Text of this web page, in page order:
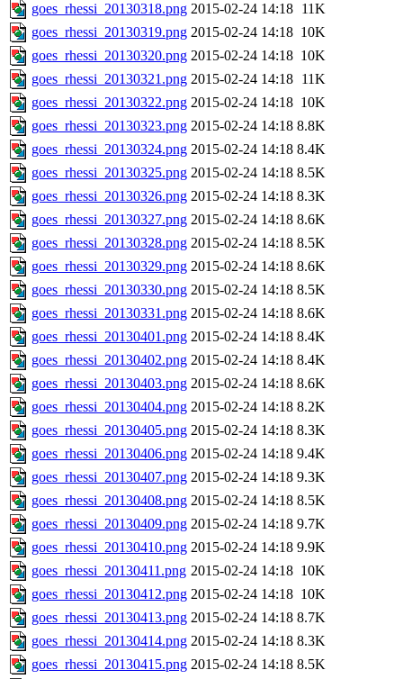
goes_rhessi_20130318.png 2015-02-24 14:18 11K
goes_rhessi_20130319.png 2015-02-24 14:18 10K
goes_rhessi_20130320.png 2015-02-24 14:18 10K
goes_rhessi_20130321.png 2015-02-24 14:18 11K
goes_rhessi_20130322.png 2015-02-24 14:18 10K
goes_rhessi_20130323.png 2015-02-24 14:18 8.8K
goes_rhessi_20130324.png 2015-02-24 14:18 8.4K
goes_rhessi_20130325.png 2015-02-24 14:18 8.5K
goes_rhessi_20130326.png 2015-02-24 14:18 8.3K
goes_rhessi_20130327.png 2015-02-24 14:18 8.6K
goes_rhessi_20130328.png 2015-02-24 14:18 8.5K
goes_rhessi_20130329.png 2015-02-24 14:18 8.6K
goes_rhessi_20130330.png 2015-02-24 14:18 8.5K
goes_rhessi_20130331.png 2015-02-24 14:18 8.6K
goes_rhessi_20130401.png 2015-02-24 14:18 8.4K
goes_rhessi_20130402.png 2015-02-24 14:18 8.4K
goes_rhessi_20130403.png 2015-02-24 14:18 8.6K
goes_rhessi_20130404.png 2015-02-24 14:18 8.2K
goes_rhessi_20130405.png 2015-02-24 14:18 8.3K
goes_rhessi_20130406.png 2015-02-24 14:18 9.4K
goes_rhessi_20130407.png 2015-02-24 14:18 9.3K
goes_rhessi_20130408.png 2015-02-24 14:18 8.5K
goes_rhessi_20130409.png 2015-02-24 14:18 9.7K
goes_rhessi_20130410.png 2015-02-24 14:18 9.9K
goes_rhessi_20130411.png 2015-02-24 14:18 10K
goes_rhessi_20130412.png 2015-02-24 14:18 10K
goes_rhessi_20130413.png 2015-02-24 14:18 8.7K
goes_rhessi_20130414.png 2015-02-24 14:18 8.3K
goes_rhessi_20130415.png 2015-02-24 14:18 8.5K